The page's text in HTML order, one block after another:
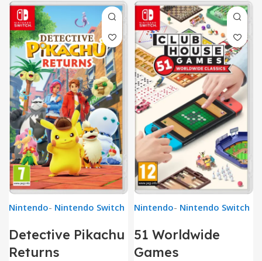
Nintendo- Nintendo Switch
Detective Pikachu
Returns
Nintendo- Nintendo Switch
51 Worldwide
Games